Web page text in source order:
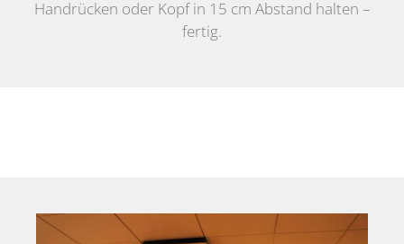
Handrücken oder Kopf in 15 cm Abstand halten –
fertig.